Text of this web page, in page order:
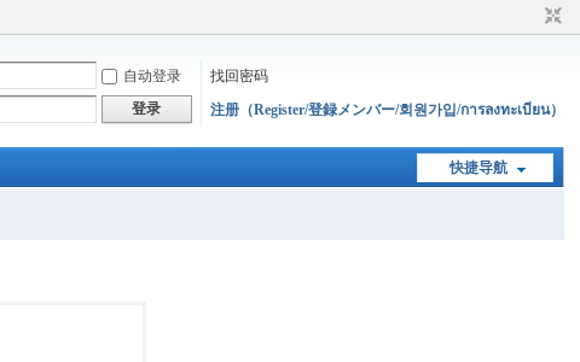
自动登录
找回密码
登录 注册（Register/登録メンバー/회원가입/การลงทะเบียน）
快捷导航